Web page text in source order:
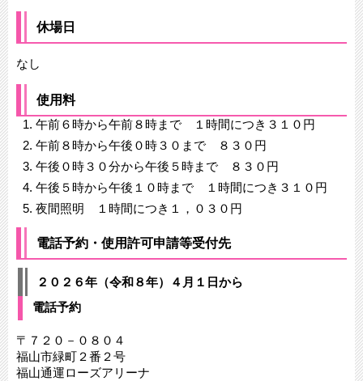
休場日
なし
使用料
午前６時から午前８時まで １時間につき３１０円
午前８時から午後０時３０まで ８３０円
午後０時３０分から午後５時まで ８３０円
午後５時から午後１０時まで １時間につき３１０円
夜間照明 １時間につき１，０３０円
電話予約・使用許可申請等受付先
２０２６年（令和８年）４月１日から
電話予約
〒７２０－０８０４
福山市緑町２番２号
福山通運ローズアリーナ